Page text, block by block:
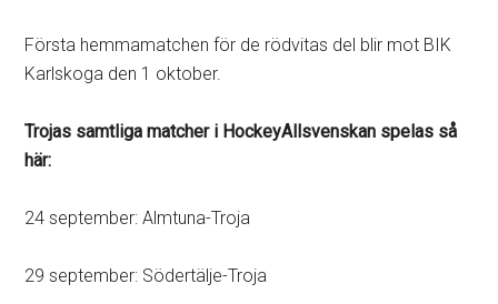
Första hemmamatchen för de rödvitas del blir mot BIK
Karlskoga den 1 oktober.
Trojas samtliga matcher i HockeyAllsvenskan spelas så
här:
24 september: Almtuna-Troja
29 september: Södertälje-Troja